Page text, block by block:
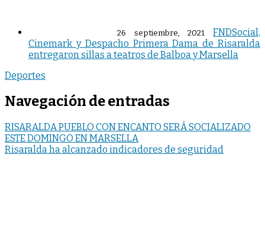
26 septiembre, 2021
FNDSocial,
Cinemark y Despacho Primera Dama de Risaralda
entregaron sillas a teatros de Balboa y Marsella
Deportes
Navegación de entradas
RISARALDA PUEBLO CON ENCANTO SERÁ SOCIALIZADO
ESTE DOMINGO EN MARSELLA
Risaralda ha alcanzado indicadores de seguridad